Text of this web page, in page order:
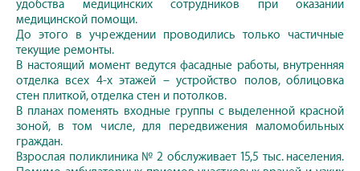
удобства медицинских сотрудников при оказании
медицинской помощи.
До этого в учреждении проводились только частичные
текущие ремонты.
В настоящий момент ведутся фасадные работы, внутренняя
отделка всех 4-х этажей – устройство полов, облицовка
стен плиткой, отделка стен и потолков.
В планах поменять входные группы с выделенной красной
зоной, в том числе, для передвижения маломобильных
граждан.
Взрослая поликлиника № 2 обслуживает 15,5 тыс. населения.